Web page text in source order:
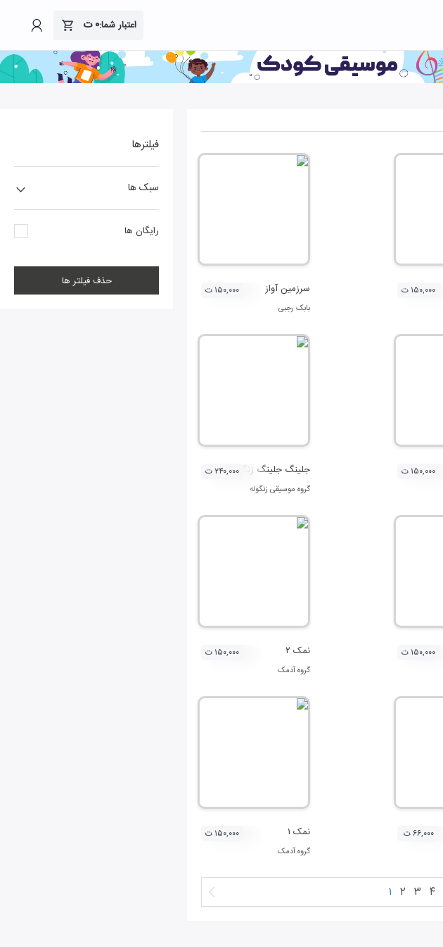
اعتبار شما:۰ت
فیلترها
سبک ها
رایگان ها
حذف فیلتر ها
۱۵۰,۰۰۰ ت سرزمین آواز
بابک رجبی
۱۵۰,۰۰۰ ت
۱۵۰,۰۰۰ ت جلینگ جلینگ زنگوله
گروه موسیقی زنگوله
۲۴۰,۰۰۰ ت
۱۵۰,۰۰۰ ت نمک ۲
گروه آدمک
۱۵۰,۰۰۰ ت
۶۶,۰۰۰ ت نمک ۱
گروه آدمک
۱۵۰,۰۰۰ ت
۱ ۲ ۳ ۴